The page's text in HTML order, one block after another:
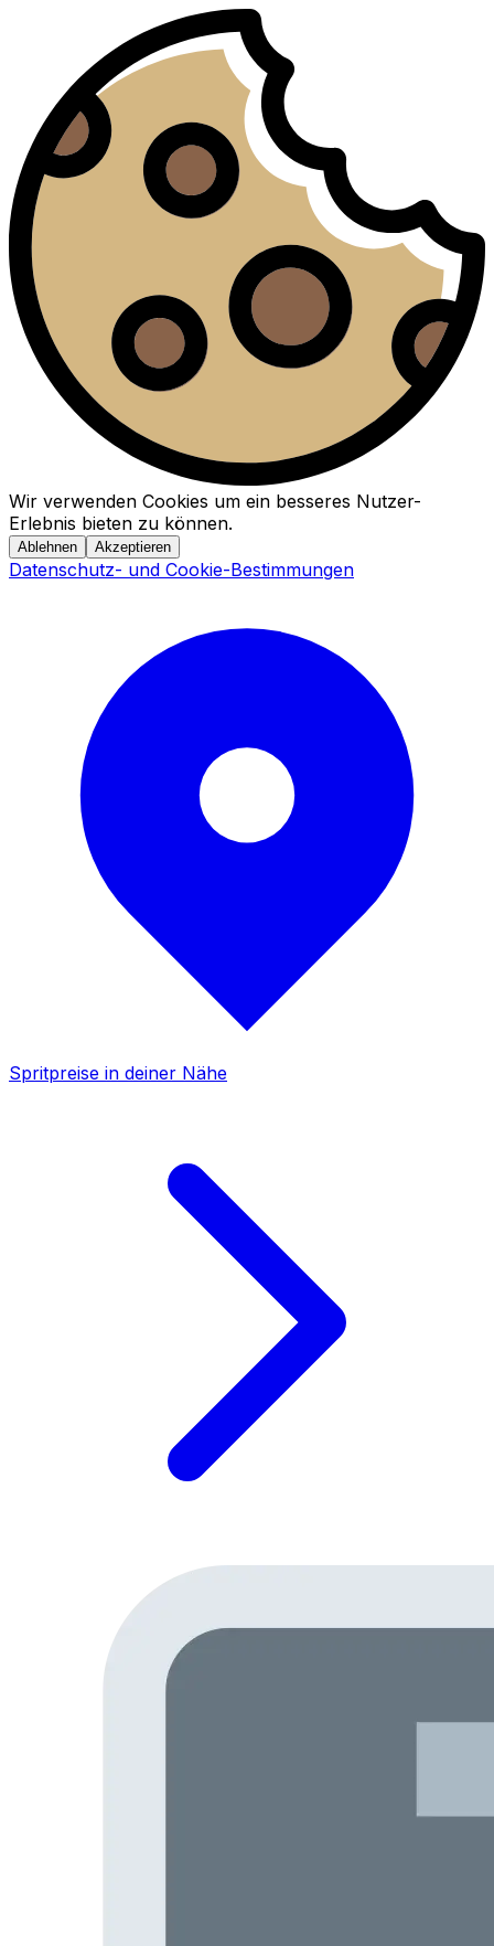
Wir verwenden Cookies um ein besseres Nutzer-
Erlebnis bieten zu können.
Ablehnen Akzeptieren
Datenschutz- und Cookie-Bestimmungen
Spritpreise in deiner Nähe